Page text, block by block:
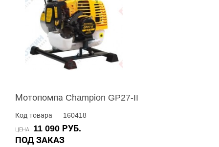
Мотопомпа Champion GP27-II
Код товара — 160418
ЦЕНА
11 090 РУБ.
ПОД ЗАКАЗ